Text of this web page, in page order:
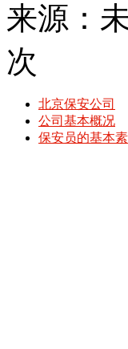
来源：
次
北京保安公司
公司基本概况
保安员的基本